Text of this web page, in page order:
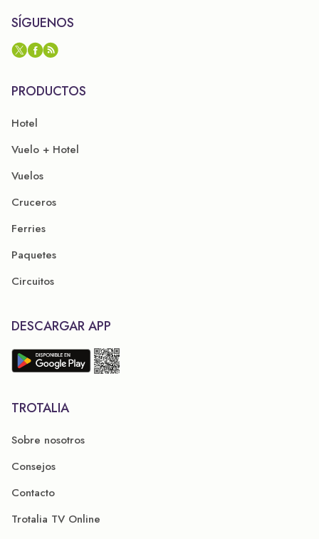
SÍGUENOS
PRODUCTOS
Hotel
Vuelo + Hotel
Vuelos
Cruceros
Ferries
Paquetes
Circuitos
DESCARGAR APP
TROTALIA
Sobre nosotros
Consejos
Contacto
Trotalia TV Online